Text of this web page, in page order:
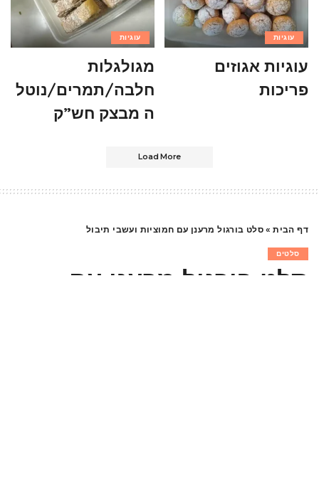
עוגיות
עוגיות אגוזים
פריכות
עוגיות
מגולגלות
חלבה/תמרים/נוטל
ה מבצק חש”ק
Load More
דף הבית» סלט בורגול מרענן עם חמוציות ועשבי תיבול
סלטים
סלט בורגול מרענן עם